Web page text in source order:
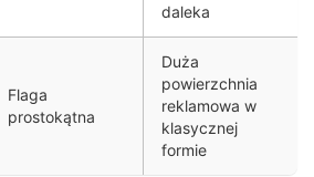
daleka
Flaga
prostokątna
Duża
powierzchnia
reklamowa w
klasycznej
formie